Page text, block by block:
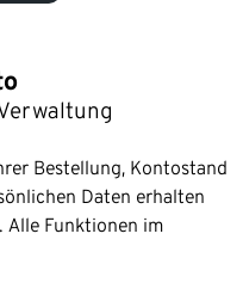
Bestellung, Kontostand
Daten erhalten
Alle Funktionen im